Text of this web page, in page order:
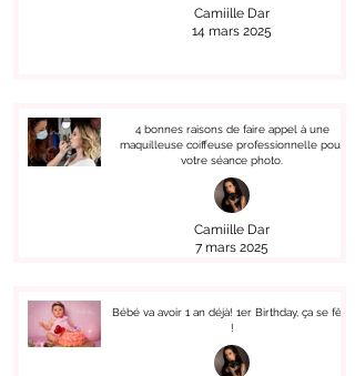
Camiille Dar
14 mars 2025
4 bonnes raisons de faire appel à une
maquilleuse coiffeuse professionnelle pour
votre séance photo.
Camiille Dar
7 mars 2025
Bébé va avoir 1 an déjà! 1er Birthday, ça se fête
!